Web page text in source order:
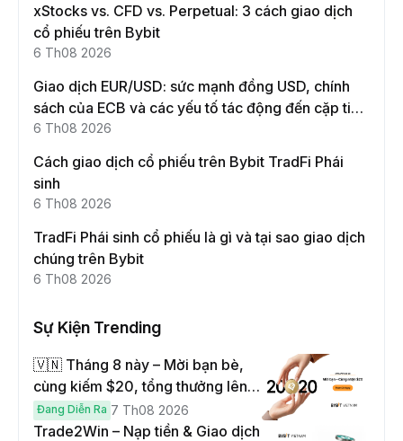
xStocks vs. CFD vs. Perpetual: 3 cách giao dịch
cổ phiếu trên Bybit
6 Th08 2026
Giao dịch EUR/USD: sức mạnh đồng USD, chính
sách của ECB và các yếu tố tác động đến cặp tiền
này
6 Th08 2026
Cách giao dịch cổ phiếu trên Bybit TradFi Phái
sinh
6 Th08 2026
TradFi Phái sinh cổ phiếu là gì và tại sao giao dịch
chúng trên Bybit
6 Th08 2026
Sự Kiện Trending
🇻🇳 Tháng 8 này – Mời bạn bè,
cùng kiếm $20, tổng thưởng lên
đến $1,000
Đang Diễn Ra 7 Th08 2026
Trade2Win – Nạp tiền & Giao dịch